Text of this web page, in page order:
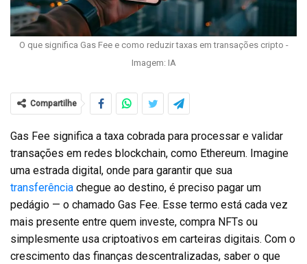
O que significa Gas Fee e como reduzir taxas em transações cripto -
Imagem: IA
Compartilhe
Gas Fee significa a taxa cobrada para processar e validar
transações em redes blockchain, como Ethereum. Imagine
uma estrada digital, onde para garantir que sua
transferência chegue ao destino, é preciso pagar um
pedágio — o chamado Gas Fee. Esse termo está cada vez
mais presente entre quem investe, compra NFTs ou
simplesmente usa criptoativos em carteiras digitais. Com o
crescimento das finanças descentralizadas, saber o que